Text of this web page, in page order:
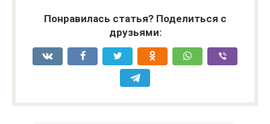
Понравилась статья? Поделиться с
друзьями: